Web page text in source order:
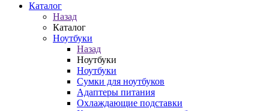
Каталог
Назад
Каталог
Ноутбуки
Назад
Ноутбуки
Ноутбуки
Сумки для ноутбуков
Адаптеры питания
Охлаждающие подставки